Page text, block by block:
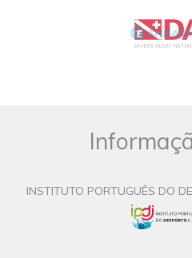
INSTITUTO PORTUGUÊS DO